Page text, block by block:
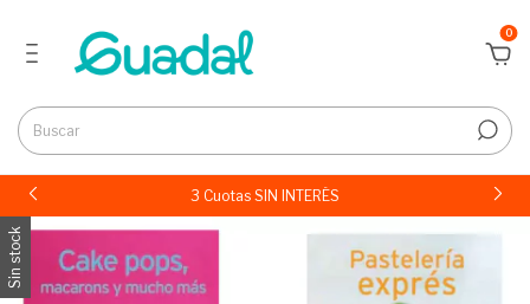
0
3 Cuotas SIN INTERÉS
Sin stock